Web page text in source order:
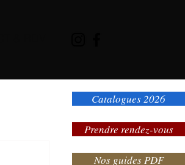
Nos guides PDF
Catalogues 2026
Prendre rendez-vous